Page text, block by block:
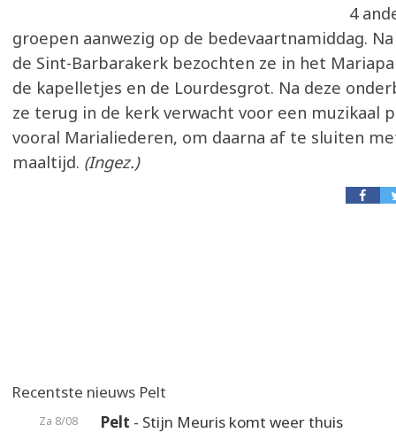
4
groepen aanwezig op de bedevaartnamiddag.
de Sint-Barbarakerk bezochten ze in het
de kapelletjes en de Lourdesgrot. Na deze
ze terug in de kerk verwacht voor een muzikaal
vooral Marialiederen, om daarna af te sluiten
maaltijd. (Ingez.)
Recentste nieuws Pelt
Za 8/08 Pelt - Stijn Meuris komt weer thuis